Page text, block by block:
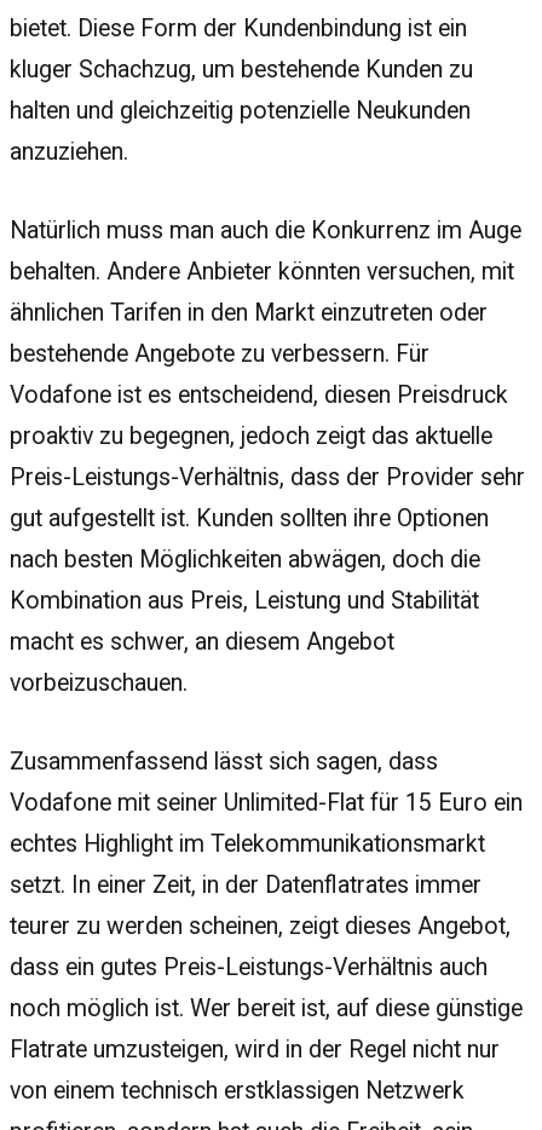
bietet. Diese Form der Kundenbindung ist ein
kluger Schachzug, um bestehende Kunden zu
halten und gleichzeitig potenzielle Neukunden
anzuziehen.
Natürlich muss man auch die Konkurrenz im Auge
behalten. Andere Anbieter könnten versuchen, mit
ähnlichen Tarifen in den Markt einzutreten oder
bestehende Angebote zu verbessern. Für
Vodafone ist es entscheidend, diesen Preisdruck
proaktiv zu begegnen, jedoch zeigt das aktuelle
Preis-Leistungs-Verhältnis, dass der Provider sehr
gut aufgestellt ist. Kunden sollten ihre Optionen
nach besten Möglichkeiten abwägen, doch die
Kombination aus Preis, Leistung und Stabilität
macht es schwer, an diesem Angebot
vorbeizuschauen.
Zusammenfassend lässt sich sagen, dass
Vodafone mit seiner Unlimited-Flat für 15 Euro ein
echtes Highlight im Telekommunikationsmarkt
setzt. In einer Zeit, in der Datenflatrates immer
teurer zu werden scheinen, zeigt dieses Angebot,
dass ein gutes Preis-Leistungs-Verhältnis auch
noch möglich ist. Wer bereit ist, auf diese günstige
Flatrate umzusteigen, wird in der Regel nicht nur
von einem technisch erstklassigen Netzwerk